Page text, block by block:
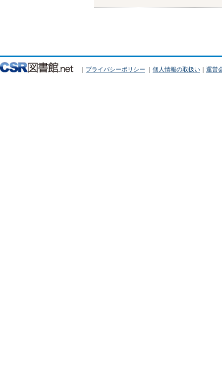
｜ プライバシーポリシー ｜ 個人情報の取扱い ｜ 運営